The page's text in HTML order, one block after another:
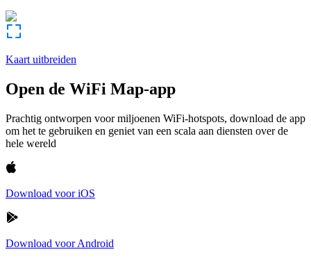
Kaart uitbreiden
Open de WiFi Map-app
Prachtig ontworpen voor miljoenen WiFi-hotspots, download de app
om het te gebruiken en geniet van een scala aan diensten over de
hele wereld
Download voor iOS
Download voor Android